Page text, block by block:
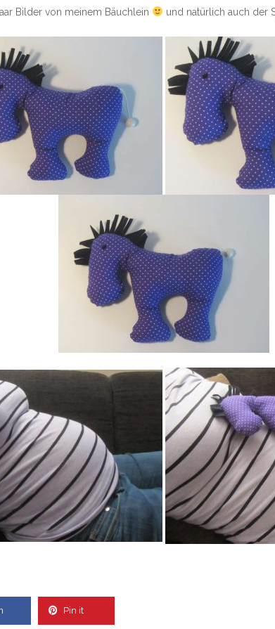
Bilder von meinem Bäuchlein und natürlich auch der
Pin it